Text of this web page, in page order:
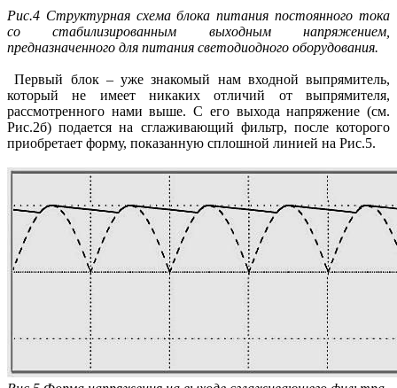
Рис.4 Структурная схема блока питания постоянного тока
со стабилизированным выходным напряжением,
предназначенного для питания светодиодного оборудования.
Первый блок – уже знакомый нам входной выпрямитель,
который не имеет никаких отличий от выпрямителя,
рассмотренного нами выше. С его выхода напряжение (см.
Рис.2б) подается на сглаживающий фильтр, после которого
приобретает форму, показанную сплошной линией на Рис.5.